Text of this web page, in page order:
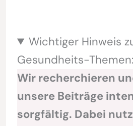
Wichtiger Hinweis
Gesundheits-Themen:
Wir recherchieren
unsere Beiträge
sorgfältig. Dabei